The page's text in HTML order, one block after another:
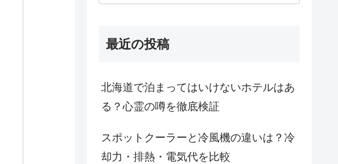
最近の投稿
北海道で泊まってはいけないホテルはあ
る？心霊の噂を徹底検証
スポットクーラーと冷風機の違いは？冷
却力・排熱・電気代を比較